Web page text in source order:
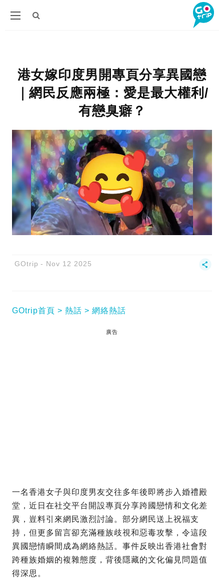
港女嫁印度男開專頁分享異國戀
｜網民反應兩極：愛是最大權利/
有戀臭癖？
GOtrip Nov 12 2025
GOtrip首頁 熱話 網絡熱話
廣告
一名香港女子與印度男友交往多年後即將步入婚禮殿
堂，近日在社交平台開設專頁分享跨國戀情和文化差
異，豈料引來網民激烈討論。部分網民送上祝福支
持，但更多留言卻充滿種族歧視和惡毒攻擊，令這段
異國戀情瞬間成為網絡熱話。事件反映出香港社會對
跨種族婚姻的複雜態度，背後隱藏的文化偏見問題值
得深思。